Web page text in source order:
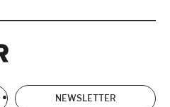
NEWSLETTER